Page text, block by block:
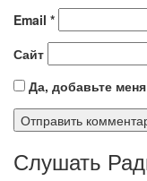
Email *
Сайт
Да, добавьте
Слушать